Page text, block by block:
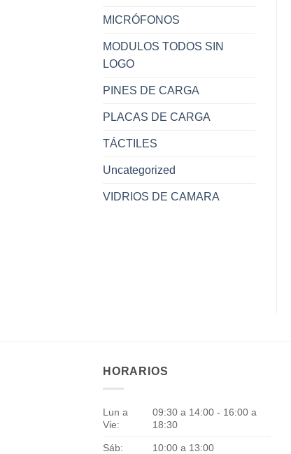
MICRÓFONOS
MODULOS TODOS SIN
LOGO
PINES DE CARGA
PLACAS DE CARGA
TÁCTILES
Uncategorized
VIDRIOS DE CAMARA
HORARIOS
Lun a
Vie:
09:30 a 14:00 - 16:00 a
18:30
Sáb: 10:00 a 13:00